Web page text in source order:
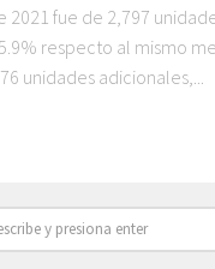
2021 fue de 2,797
respecto al mismo
unidades adicionales,...